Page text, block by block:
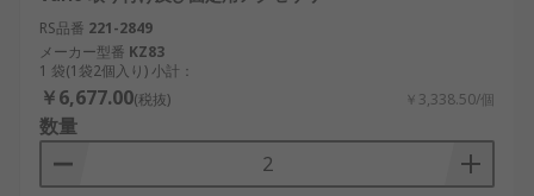
RS品番 221-2849
メーカー型番 KZ83
1 袋(1袋2個入り) 小計：
￥6,677.00(税抜) ￥3,338.50/個
数量